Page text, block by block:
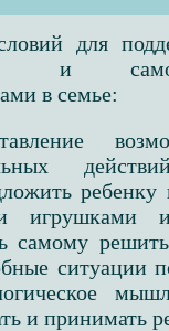
для
и
в семье:
ребенку
игрушками
самому
ситуации
и принимать